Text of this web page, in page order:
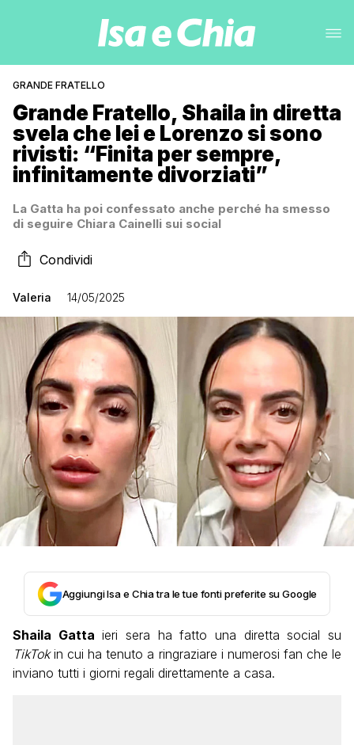
GRANDE FRATELLO
Grande Fratello, Shaila in diretta
svela che lei e Lorenzo si sono
rivisti: “Finita per sempre,
infinitamente divorziati”
La Gatta ha poi confessato anche perché ha smesso
di seguire Chiara Cainelli sui social
Condividi
Valeria 14/05/2025
Aggiungi Isa e Chia tra le tue fonti preferite su Google
Shaila Gatta ieri sera ha fatto una diretta social su
TikTokin cui ha tenuto a ringraziare i numerosi fan che le
inviano tutti i giorni regali direttamente a casa.